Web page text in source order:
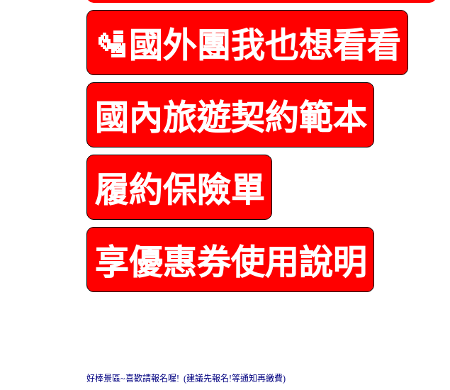
🛂國外團我也想看看
國內旅遊契約範本
履約保險單
享優惠券使用說明
好棒景區~喜歡請報名喔! (建議先報名!等通知再繳費)